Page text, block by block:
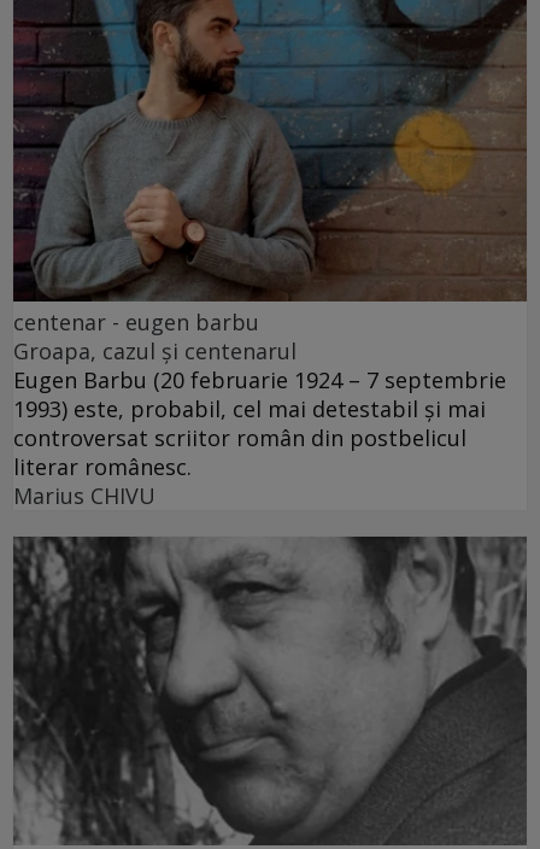
centenar - eugen barbu
Groapa, cazul și centenarul
Eugen Barbu (20 februarie 1924 – 7 septembrie
1993) este, probabil, cel mai detestabil și mai
controversat scriitor român din postbelicul
literar românesc.
Marius CHIVU